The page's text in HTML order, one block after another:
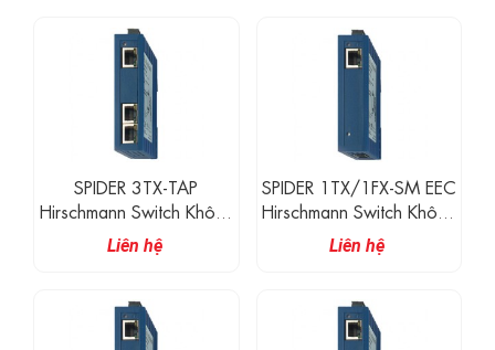
SPIDER 3TX-TAP
Hirschmann Switch Không
Quản Lí 3 Cổng 100M
RJ45
Liên hệ
SPIDER 1TX/1FX-SM EEC
Hirschmann Switch Không
Quản Lí 1 Cổng 100M
RJ45, 1 Cổng Quang SM
Liên hệ